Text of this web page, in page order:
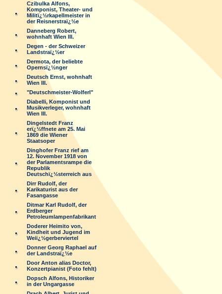
Czibulka Alfons,
Komponist, Theater- und
Militï¿½rkapellmeister in
der Reisnerstraï¿½e
Danneberg Robert,
wohnhaft Wien III.
Degen - der Schweizer
Landstraï¿½er
Dermota, der beliebte
Opernsï¿½nger
Deutsch Ernst, wohnhaft
Wien III.
"Deutschmeister-Wolferl"
Diabelli, Komponist und
Musikverleger, wohnhaft
Wien III.
Dingelstedt Franz
erï¿½ffnete am 25. Mai
1869 die Wiener
Staatsoper
Dinghofer Franz rief am
12. November 1918 von
der Parlamentsrampe die
Republik
Deutschï¿½sterreich aus
Dirr Rudolf, der
Karikaturist aus der
Fasangasse
Ditmar Karl Rudolf, der
Erdberger
Petroleumlampenfabrikant
Doderer Heimito von,
Kindheit und Jugend im
Weiï¿½gerberviertel
Donner Georg Raphael auf
der Landstraï¿½e
Door Anton alias Doctor,
Konzertpianist (Foto fehlt)
Dopsch Alfons, Historiker
in der Ungargasse